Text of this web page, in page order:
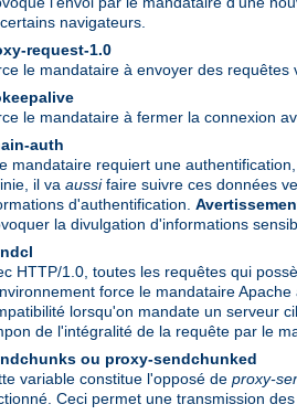
navigateurs.
request-1.0
le mandataire à envoyer des requêtes
le mandataire à fermer la connexion
auth
mandataire requiert une
il va aussifaire suivre ces données
d'authentification.
la divulgation d'informations
HTTP/1.0, toutes les requêtes qui
force le mandataire
lorsqu'on mandate un serveur
de l'intégralité de la requête par le
ou proxy-sendchunked
variable constitue l'opposé de proxy-
Ceci permet une transmission